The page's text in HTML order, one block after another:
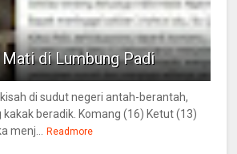
di Lumbung Padi
di sudut negeri antah-berantah,
kakak beradik. Komang (16) Ketut (13)
menj... Readmore